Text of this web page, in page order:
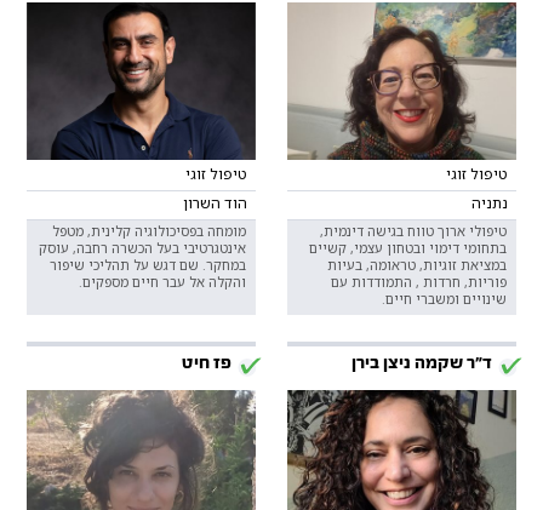
טיפול זוגי
נתניה
טיפולי ארוך טווח בגישה דינמית,
בתחומי דימוי ובטחון עצמי, קשיים
במציאת זוגיות, טראומה, בעיות
פוריות, חרדות , התמודדות עם
שינויים ומשברי חיים.
טיפול זוגי
הוד השרון
מומחה בפסיכולוגיה קלינית, מטפל
אינטגרטיבי בעל הכשרה רחבה, עוסק
במחקר. שם דגש על תהליכי שיפור
והקלה אל עבר חיים מספקים.
ד"ר שקמה ניצן בירן פז חיט